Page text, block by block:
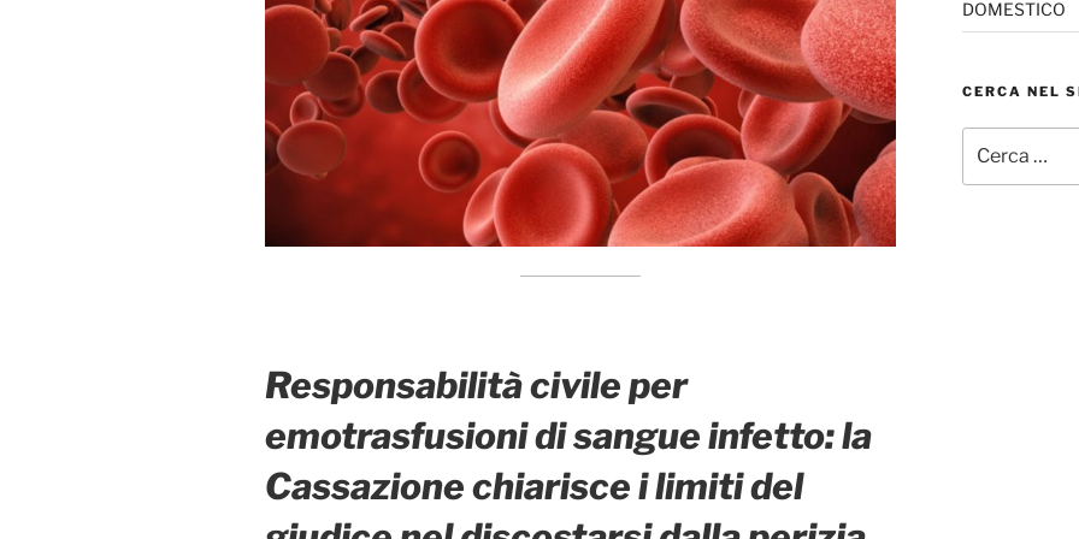
Responsabilità civile per
emotrasfusioni di sangue infetto: la
Cassazione chiarisce i limiti del
DOMESTICO
CERCA NEL